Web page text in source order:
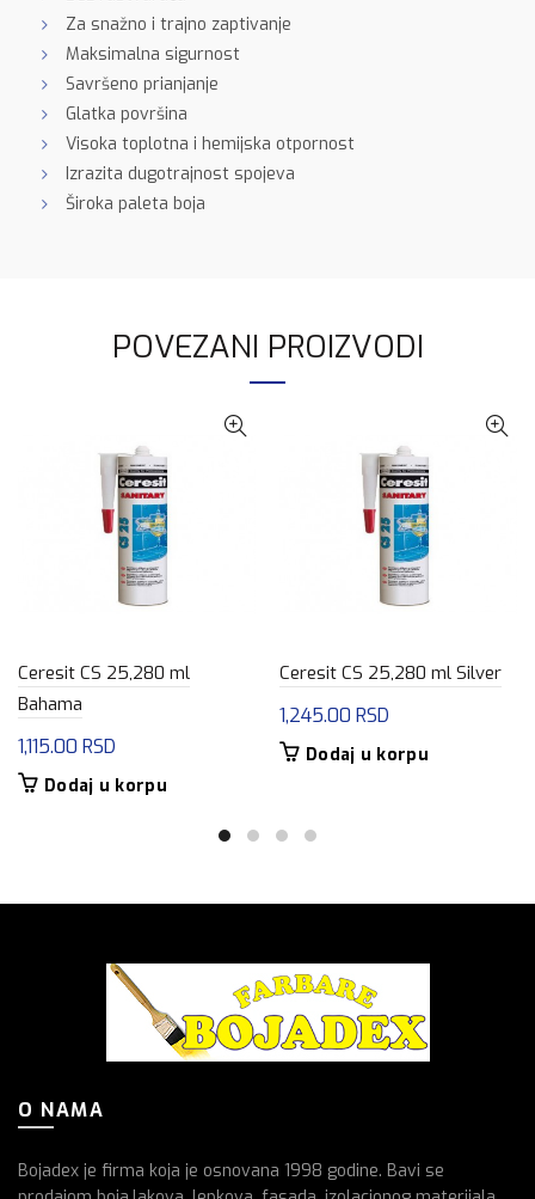
Za snažno i trajno zaptivanje
Maksimalna sigurnost
Savršeno prianjanje
Glatka površina
Visoka toplotna i hemijska otpornost
Izrazita dugotrajnost spojeva
Široka paleta boja
POVEZANI PROIZVODI
Ceresit CS 25,280 ml
Bahama
1,115.00 RSD
Dodaj u korpu
Ceresit CS 25,280 ml Silver
1,245.00 RSD
Dodaj u korpu
O NAMA
Bojadex je firma koja je osnovana 1998 godine. Bavi se